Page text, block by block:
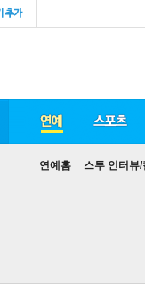
연예홈 스투 인터뷰/